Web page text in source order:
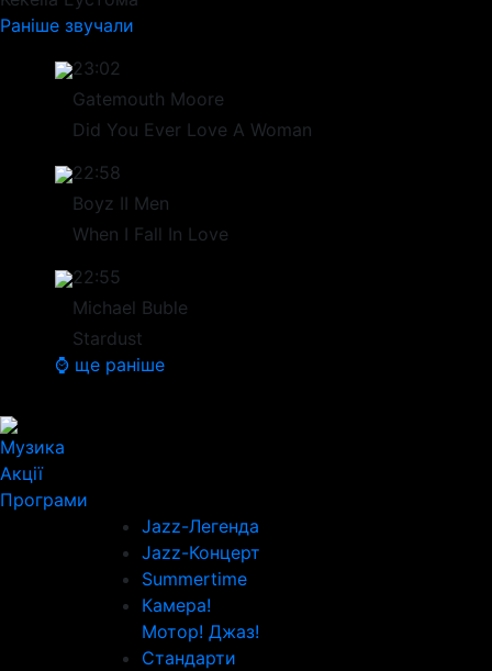
Раніше звучали
23:02
Gatemouth Moore
Did You Ever Love A Woman
22:58
Boyz II Men
When I Fall In Love
22:55
Michael Buble
Stardust
⌚ ще раніше
Музика
Акції
Програми
Jazz-Легенда
Jazz-Концерт
Summertime
Камера!
Мотор! Джаз!
Стандарти